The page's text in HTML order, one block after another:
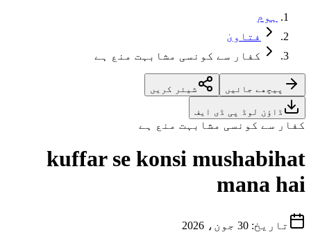
ہوم
فتاویٰ
کفار سے کونسی مشابہت منع ہے
پیچھے جائیں شیئر کریں
ڈاؤن لوڈ پی ڈی ایف
کفار سے کونسی مشابہت منع ہے
kuffar se konsi mushabihat
mana hai
تاریخ: 30 جون، 2026